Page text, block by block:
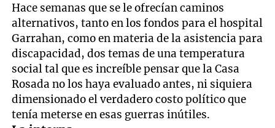
Hace semanas que se le ofrecían caminos
alternativos, tanto en los fondos para el hospital
Garrahan, como en materia de la asistencia para
discapacidad, dos temas de una temperatura
social tal que es increíble pensar que la Casa
Rosada no los haya evaluado antes, ni siquiera
dimensionado el verdadero costo político que
tenía meterse en esas guerras inútiles.